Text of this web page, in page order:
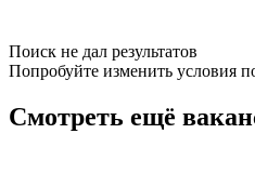
Поиск не дал результатов
Попробуйте изменить условия
Смотреть ещё